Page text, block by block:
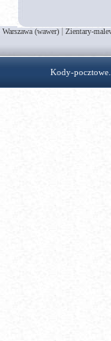
Warszawa (wawer)|Zientary-
Kody-